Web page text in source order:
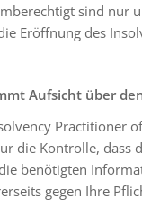
sind nur
Eröffnung des
Aufsicht über
Practitioner
die Kontrolle, dass
benötigten
gegen Ihre